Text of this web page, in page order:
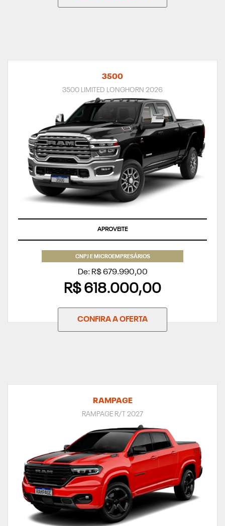
3500
3500 LIMITED LONGHORN 2026
APROVEITE
CNPJ E MICROEMPRESÁRIOS
De: R$ 679.990,00
R$ 618.000,00
CONFIRA A OFERTA
RAMPAGE
RAMPAGE R/T 2027